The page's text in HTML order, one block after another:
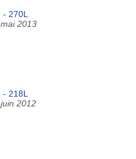
270L
2013
218L
2012